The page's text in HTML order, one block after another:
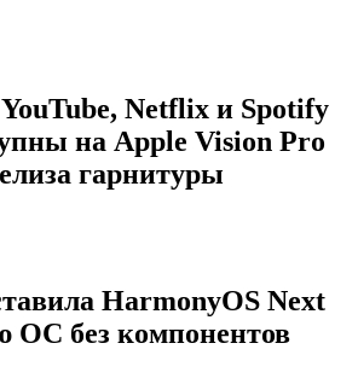
Netflix и Spotify
на Apple Vision Pro
гарнитуры
HarmonyOS Next
без компонентов